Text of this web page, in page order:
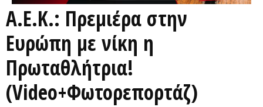
Α.Ε.Κ.: Πρεμιέρα στην
Ευρώπη με νίκη η
Πρωταθλήτρια!
(Video+Φωτορεπορτάζ)